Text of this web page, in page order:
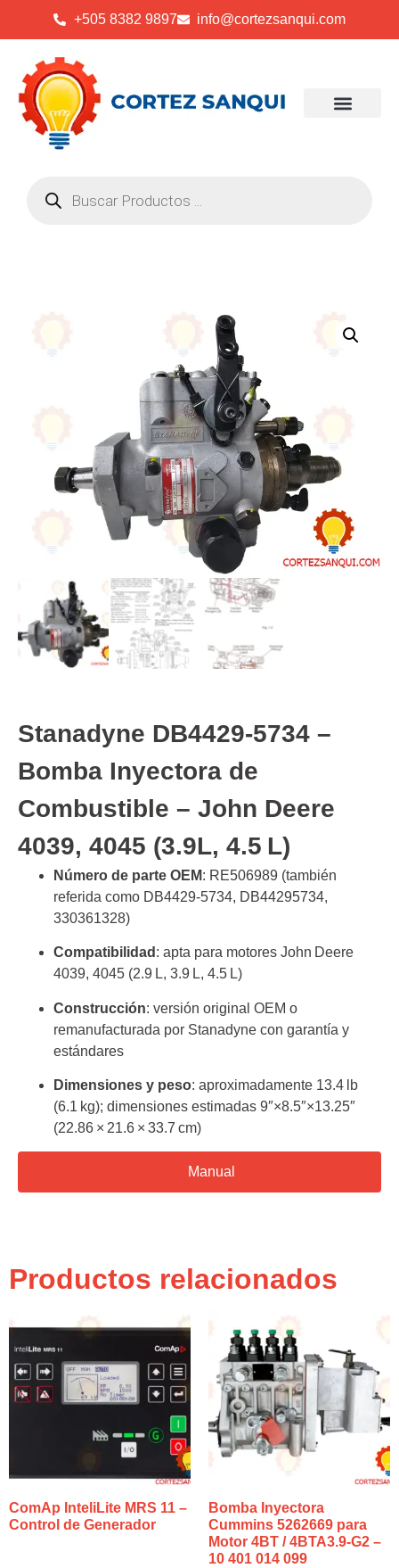
+505 8382 9897 info@cortezsanqui.com
Stanadyne DB4429‑5734 –
Bomba Inyectora de
Combustible – John Deere
4039, 4045 (3.9L, 4.5 L)
Número de parte OEM: RE506989 (también
referida como DB4429‑5734, DB44295734,
330361328)
Compatibilidad : apta para motores John Deere
4039, 4045 (2.9 L, 3.9 L, 4.5 L)
Construcción: versión original OEM o
remanufacturada por Stanadyne con garantía y
estándares
Dimensiones y peso: aproximadamente 13.4 lb
(6.1 kg); dimensiones estimadas 9″×8.5″×13.25″
(22.86 × 21.6 × 33.7 cm)
Manual
Productos relacionados
ComAp InteliLite MRS 11 –
Control de Generador
Bomba Inyectora
Cummins 5262669 para
Motor 4BT / 4BTA3.9-G2 –
10 401 014 099